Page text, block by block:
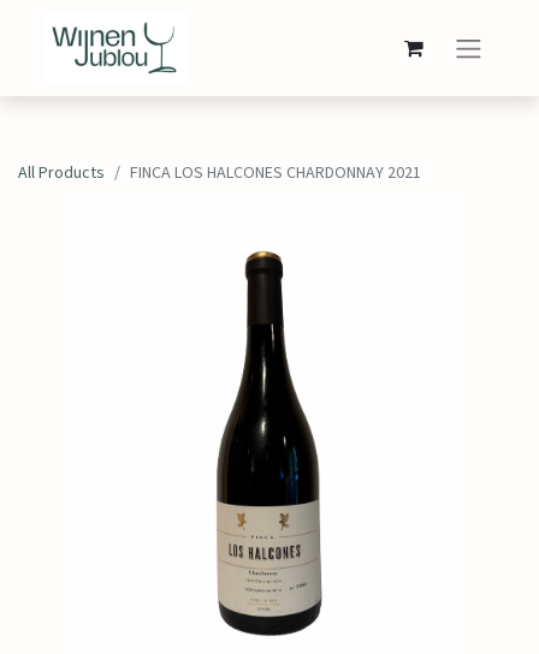
All Products FINCA LOS HALCONES CHARDONNAY 2021